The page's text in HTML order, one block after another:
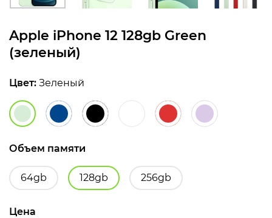
Apple iPhone 12 128gb Green
(зеленый)
Цвет: Зеленый
Объем памяти
64gb 128gb 256gb
Цена